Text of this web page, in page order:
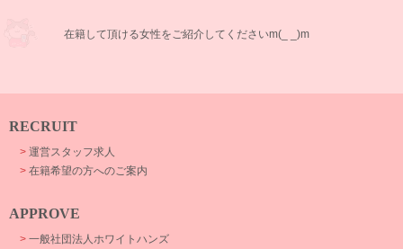
在籍して頂ける女性をご紹介してくださいm(_ _)m
RECRUIT
> 運営スタッフ求人
> 在籍希望の方へのご案内
APPROVE
> 一般社団法人ホワイトハンズ